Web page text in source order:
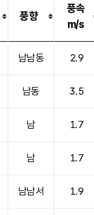
풍향
풍속
m/s
남남동 2.9
남동 3.5
남 1.7
남 1.7
남남서 1.9